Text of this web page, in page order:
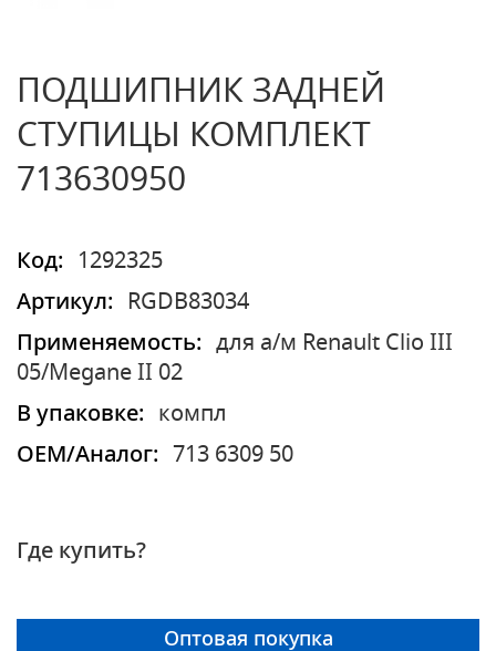
ПОДШИПНИК ЗАДНЕЙ
СТУПИЦЫ КОМПЛЕКТ
713630950
Код:
1292325
Артикул:
RGDB83034
Применяемость:
для а/м Renault Clio III
05/Megane II 02
В упаковке:
компл
OEM/Аналог:
713 6309 50
Где купить?
Оптовая покупка